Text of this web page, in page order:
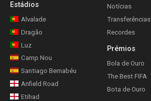
Estádios
Alvalade
Dragão
Luz
Camp Nou
Santiago Bernabéu
Anfield Road
Etihad
Notícias
Transferências
Recordes
Prémios
Bola de Ouro
The Best FIFA
Bota de Ouro